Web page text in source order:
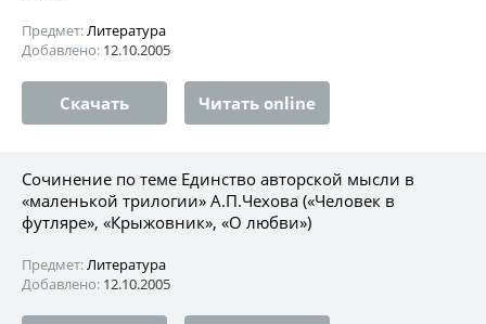
Предмет:Литература
Добавлено: 12.10.2005
Скачать Читать online
Сочинение по теме Единство авторской мысли в
«маленькой трилогии» А.П.Чехова («Человек в
футляре», «Крыжовник», «О любви»)
Предмет:Литература
Добавлено: 12.10.2005